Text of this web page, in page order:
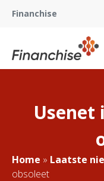
Financhise
Usenet
Home » Laatste
obsoleet